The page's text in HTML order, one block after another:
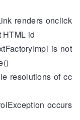
renders onclick
HTML id
is not
resolutions of cc
occurs